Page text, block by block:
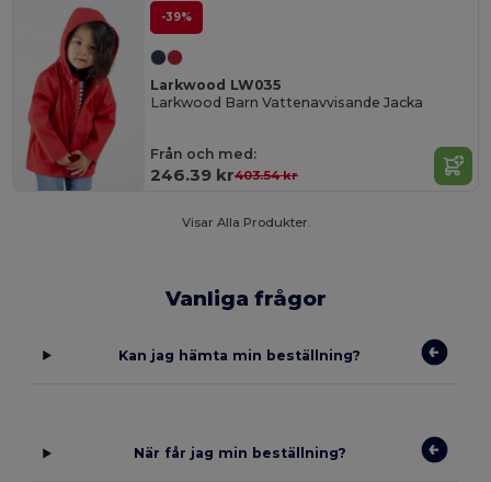
-39%
Larkwood LW035
Larkwood Barn Vattenavvisande Jacka
Från och med:
246.39 kr403.54 kr
Visar Alla Produkter.
Vanliga frågor
Kan jag hämta min beställning?
När får jag min beställning?